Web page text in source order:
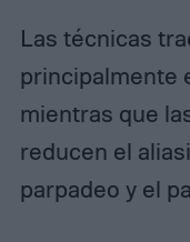
Las técnicas
principalmente
mientras que
reducen el
parpadeo y el